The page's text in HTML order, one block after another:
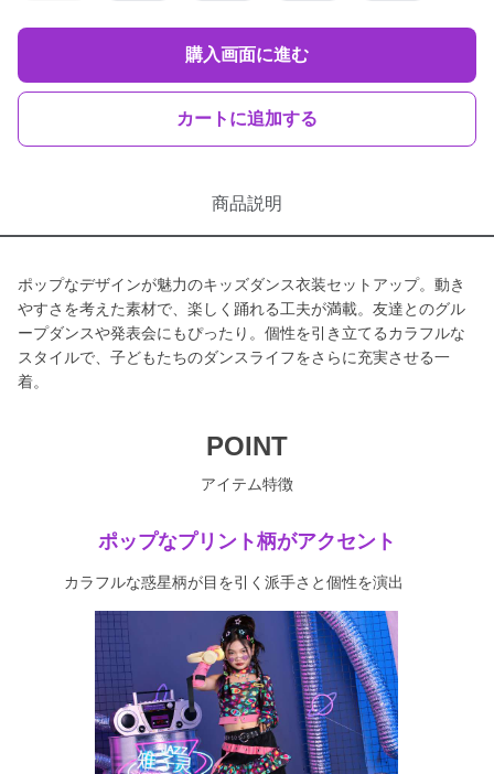
購入画面に進む
カートに追加する
商品説明
ポップなデザインが魅力のキッズダンス衣装セットアップ。動き
やすさを考えた素材で、楽しく踊れる工夫が満載。友達とのグル
ープダンスや発表会にもぴったり。個性を引き立てるカラフルな
スタイルで、子どもたちのダンスライフをさらに充実させる一
着。
POINT
アイテム特徴
ポップなプリント柄がアクセント
カラフルな惑星柄が目を引く派手さと個性を演出